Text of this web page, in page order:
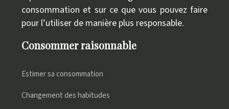
consommation et sur ce que vous pouvez faire
pour l’utiliser de manière plus responsable.
Consommer raisonnable
Estimer sa consommation
Changement des habitudes